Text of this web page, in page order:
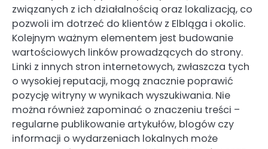
związanych z ich działalnością oraz lokalizacją, co
pozwoli im dotrzeć do klientów z Elbląga i okolic.
Kolejnym ważnym elementem jest budowanie
wartościowych linków prowadzących do strony.
Linki z innych stron internetowych, zwłaszcza tych
o wysokiej reputacji, mogą znacznie poprawić
pozycję witryny w wynikach wyszukiwania. Nie
można również zapominać o znaczeniu treści –
regularne publikowanie artykułów, blogów czy
informacji o wydarzeniach lokalnych może